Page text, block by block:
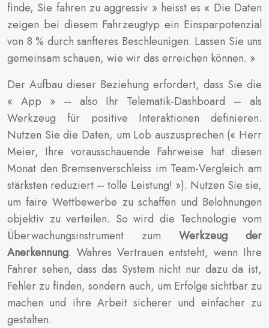
finde, Sie fahren zu aggressiv » heisst es « Die Daten
zeigen bei diesem Fahrzeugtyp ein Einsparpotenzial
von 8 % durch sanfteres Beschleunigen. Lassen Sie uns
gemeinsam schauen, wie wir das erreichen können. »
Der Aufbau dieser Beziehung erfordert, dass Sie die
« App » – also Ihr Telematik-Dashboard – als
Werkzeug für positive Interaktionen definieren.
Nutzen Sie die Daten, um Lob auszusprechen (« Herr
Meier, Ihre vorausschauende Fahrweise hat diesen
Monat den Bremsenverschleiss im Team-Vergleich am
stärksten reduziert – tolle Leistung! »). Nutzen Sie sie,
um faire Wettbewerbe zu schaffen und Belohnungen
objektiv zu verteilen. So wird die Technologie vom
Überwachungsinstrument zum Werkzeug der
Anerkennung. Wahres Vertrauen entsteht, wenn Ihre
Fahrer sehen, dass das System nicht nur dazu da ist,
Fehler zu finden, sondern auch, um Erfolge sichtbar zu
machen und ihre Arbeit sicherer und einfacher zu
gestalten.